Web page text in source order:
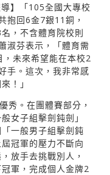
】「105全國大專校
抱回6金7銀11銅，
，不含體育院校則
淑芬表示，「體育需
未來希望能在本校2
手。這次，我非常感
！」
秀。在團體賽部分，
女子組擊劍鈍劍」
一般男子組擊劍鈍
冠軍的壓力不斷向
放手去挑戰別人，
軍，完成個人金牌2